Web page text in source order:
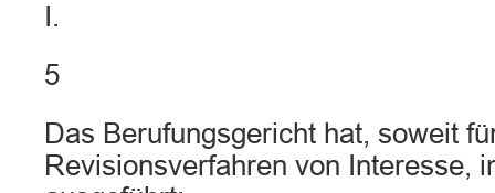
I.
5
Das Berufungsgericht hat, soweit
Revisionsverfahren von Interesse,